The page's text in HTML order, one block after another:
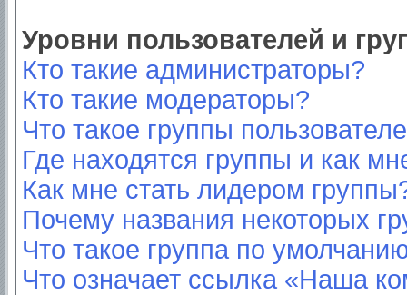
Уровни пользователей и
Кто такие администраторы?
Кто такие модераторы?
Что такое группы
Где находятся группы и как
Как мне стать лидером
Почему названия некоторых
Что такое группа по
Что означает ссылка «Наша